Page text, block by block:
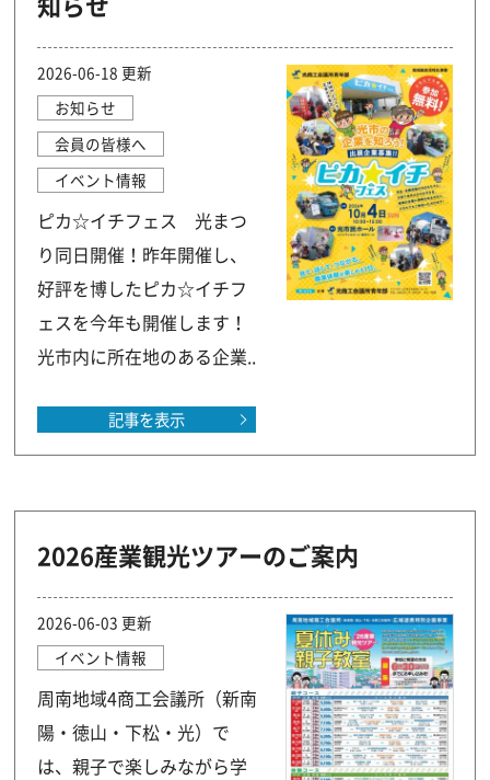
2026-06-18 更新
お知らせ
会員の皆様へ
イベント情報
ピカ☆イチフェス 光まつ
り同日開催！昨年開催し、
好評を博したピカ☆イチフ
ェスを今年も開催します！
光市内に所在地のある企業..
記事を表示
2026産業観光ツアーのご案内
2026-06-03 更新
イベント情報
周南地域4商工会議所（新南
陽・徳山・下松・光）で
は、親子で楽しみながら学